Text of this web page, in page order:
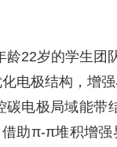
22岁的学生团
电极结构，增
电极局域能带
助π-π堆积增